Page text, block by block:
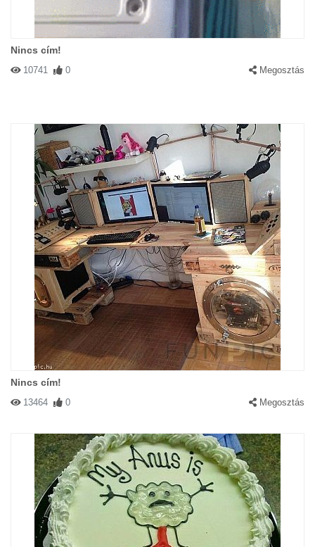
Nincs cím!
10741 0 Megosztás
Nincs cím!
13464 0 Megosztás